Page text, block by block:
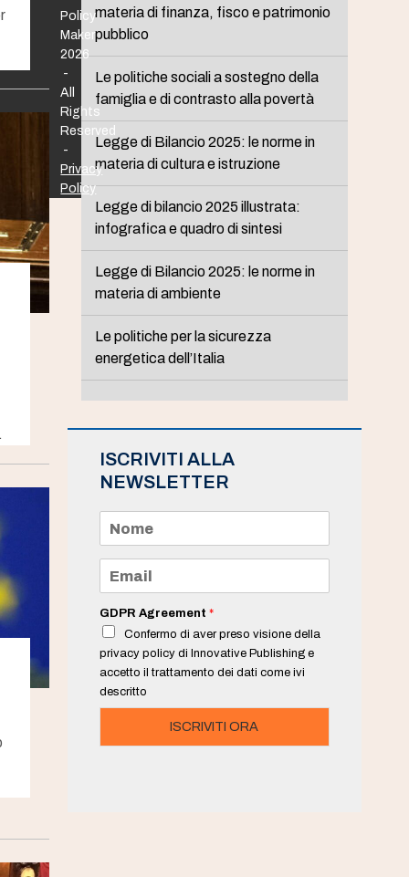
materia di finanza, fisco e patrimonio
pubblico
Le politiche sociali a sostegno della
famiglia e di contrasto alla povertà
Legge di Bilancio 2025: le norme in
materia di cultura e istruzione
Legge di bilancio 2025 illustrata:
infografica e quadro di sintesi
Legge di Bilancio 2025: le norme in
materia di ambiente
Le politiche per la sicurezza
energetica dell’Italia
ISCRIVITI ALLA
NEWSLETTER
m
e
a
i
*
GDPR Agreement *
Confermo di aver preso visione della
privacy policy di Innovative Publishing e
accetto il trattamento dei dati come ivi
descritto
ISCRIVITI ORA
Policy
Maker
2026
-
All
Rights
Reserved
-
Privacy
Policy